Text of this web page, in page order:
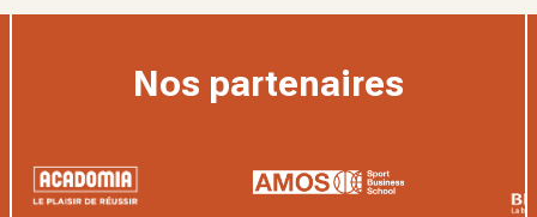
Nos partenaires